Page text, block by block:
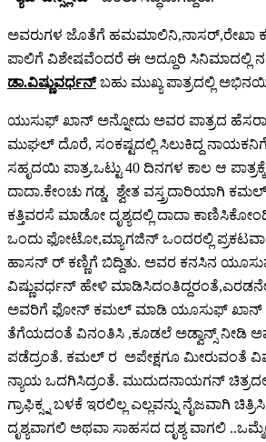
ಅವರುಗಳ ಜೊತೆಗೆ ಹಮಮಾಲಿನಿ,ನಾಸರ್,ರೇಖಾ
ಪಾಲಿಗೆ ವಿಶೇಷವೆಂದರೆ ಈ ಅದ್ದೂರಿ ಸಿನಿಮಾದಲ್ಲಿ
ಡಾ.ವಿಷ್ಣುವರ್ಧನ್ಬಹು ಮುಖ್ಯ ಪಾತ್ರದಲ್ಲಿ
ಯುಸುಫ್ ಖಾನ್ ಅನ್ನೋದು ಅವರ ಪಾತ್ರದ
ಮುಘಲ್ ದೊರೆ, ಸಂಕಷ್ಟದಲ್ಲಿ ಸಿಲುಕಿದ್ದ
ಸಹೃದಯಿ ಪಾತ್ರ.ಒಟ್ಟು 40 ದಿನಗಳ ಕಾಲ ಆ
ದಾದಾ.ಕೇಂಚು ಗಡ್ಡ, ಶ್ವೇತ ವಸ್ತ್ರದಾರಿಯಾಗಿ
ಕತ್ತಿವರಸೆ ಮಾಡೋ ದೃಶ್ಯದಲ್ಲಿ ದಾದಾ
ಒಂದು ಫೋಟೋ,ಮ್ಯಾಗಜಿನ್ ಒಂದರಲ್ಲಿ
ಹಾಸನ್ ರ್ ಕಣ್ಣಿಗೆ ಬಿದ್ದಿತು. ಅವರ ಕನಸಿನ
ವಿಷ್ಣುವರ್ಧನ್ ಹೇಳಿ ಮಾಡಿಸಿದಂತಿದ್ದರಂತೆ,ಎರಡನೇ
ಅವರಿಗೆ ಫೋನ್ ಕಮಲ್ ಮಾಡಿ ಯೂಸುಫ್ ಖಾನ್
ತೆಗೆಯದಂತೆ ವಿನಂತಿಸಿ ,ಕೂಡಲೆ ಅಡ್ವಾನ್ಸ್ ನೀಡಿ
ಪಡೆದ್ರಂತೆ. ಕಮಲ್ ರ ಅಪೇಕ್ಷಗೂ ಮೀರುವಂತೆ
ನ್ಯಾಯ ಒದಗಿಸಿದ್ರಂತೆ. ಮುದುದನಾಯಗನ್
ಗ್ರಾಫಿಕ್ಸ್ನ ಬಳಕೆ ಇರಲಿಲ್ಲ ಎಲ್ಲವನ್ನು ನೈಜವಾಗಿ
ದೃಶ್ಯವಾಗಲಿ ಅಥವಾ ಸಾಹಸದ ದೃಶ್ಯ ವಾಗಲಿ